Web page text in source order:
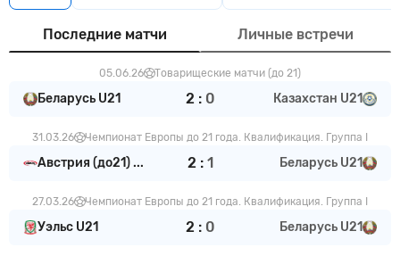
Последние матчи Личные встречи
05.06.26 Товарищеские матчи (до 21)
Беларусь U21 2 : 0 Казахстан U21
31.03.26 Чемпионат Европы до 21 года. Квалификация. Группа I
Австрия (до21) ... 2 : 1 Беларусь U21
27.03.26 Чемпионат Европы до 21 года. Квалификация. Группа I
Уэльс U21 2 : 0 Беларусь U21